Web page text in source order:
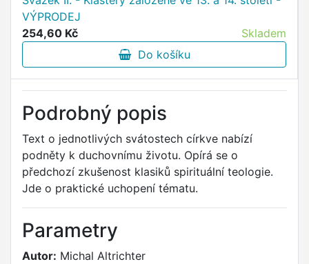
VÝPRODEJ
254,60 Kč
Skladem
Do košíku
Podrobný popis
Text o jednotlivých svátostech církve nabízí
podněty k duchovnímu životu. Opírá se o
předchozí zkušenost klasiků spirituální teologie.
Jde o praktické uchopení tématu.
Parametry
Autor: Michal Altrichter